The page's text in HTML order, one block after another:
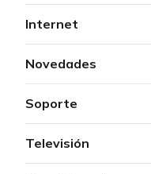
Internet
Novedades
Soporte
Televisión